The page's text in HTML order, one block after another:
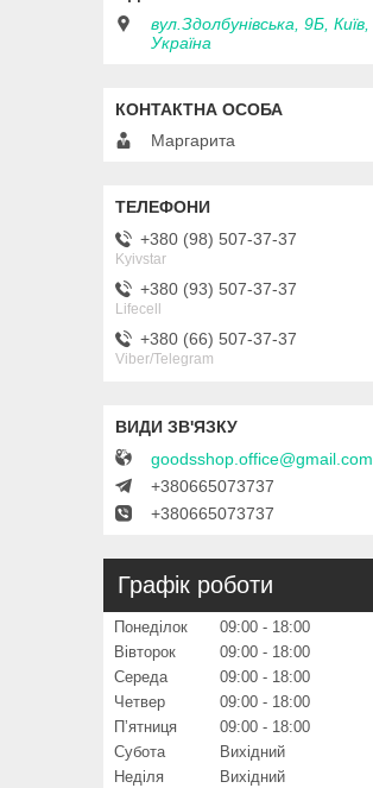
вул.Здолбунівська, 9Б, Київ,
Україна
Маргарита
+380 (98) 507-37-37
Kyivstar
+380 (93) 507-37-37
Lifecell
+380 (66) 507-37-37
Viber/Telegram
goodsshop.office@gmail.com
+380665073737
+380665073737
Графік роботи
Понеділок 09:00
18:00
Вівторок
09:00
18:00
Середа
09:00
18:00
Четвер
09:00
18:00
Пʼятниця
09:00
18:00
Субота
Вихідний
Неділя
Вихідний